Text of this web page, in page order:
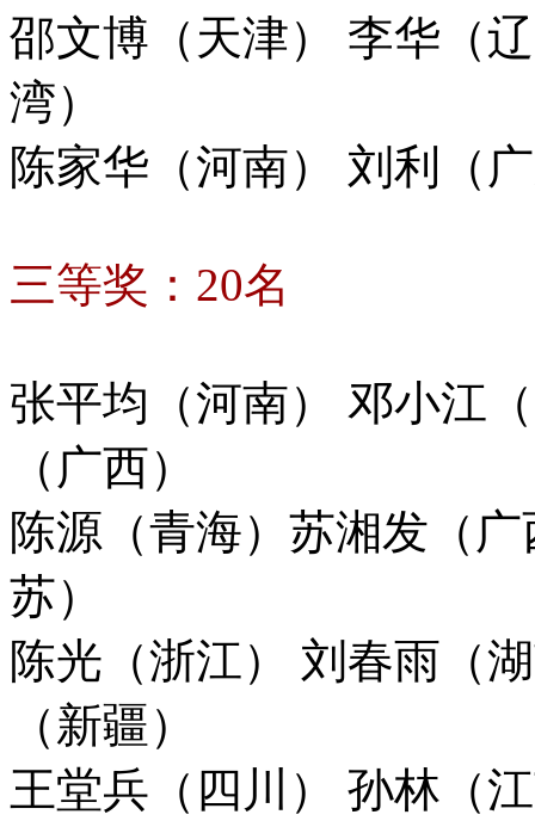
邵文博（天津） 李华（
湾）
陈家华（河南） 刘利（
三等奖：20名
张平均（河南） 邓小江
（广西）
陈源（青海）苏湘发（广
苏）
陈光（浙江） 刘春雨（
（新疆）
王堂兵（四川） 孙林（